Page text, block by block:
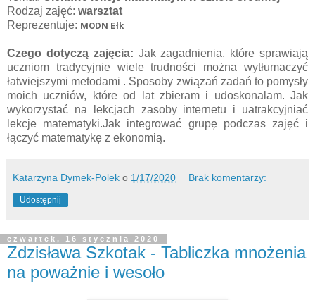
Rodzaj zajęć: warsztat
Reprezentuje: MODN Ełk
Czego dotyczą zajęcia: Jak zagadnienia, które sprawiają
uczniom tradycyjnie wiele trudności można wytłumaczyć
łatwiejszymi metodami . Sposoby związań zadań to pomysły
moich uczniów, które od lat zbieram i udoskonalam. Jak
wykorzystać na lekcjach zasoby internetu i uatrakcyjniać
lekcje matematyki.Jak integrować grupę podczas zajęć i
łączyć matematykę z ekonomią.
Katarzyna Dymek-Polek o 1/17/2020 Brak komentarzy:
Udostępnij
czwartek, 16 stycznia 2020
Zdzisława Szkotak - Tabliczka mnożenia
na poważnie i wesoło